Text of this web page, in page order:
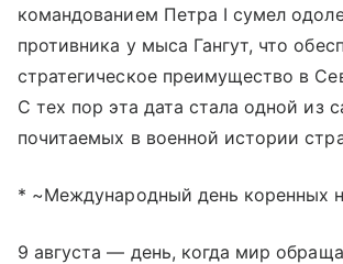
командованием Петра I сумел
противника у мыса Гангут, что
стратегическое преимущество в
С тех пор эта дата стала одной из
почитаемых в военной истории
* ~Международный день коренных
9 августа — день, когда мир